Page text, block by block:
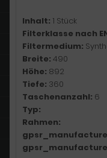
Inhalt: 1 Stück
Filterklasse nach
Filtermedium:
Breite: 490
Höhe: 892
Tiefe: 360
Taschenanzahl: 6
Typ:
Rahmen: